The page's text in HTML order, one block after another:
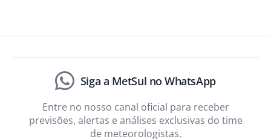
Siga a MetSul no WhatsApp
Entre no nosso canal oficial para receber
previsões, alertas e análises exclusivas do time
de meteorologistas.